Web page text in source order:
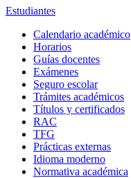
Estudiantes
Calendario académico
Horarios
Guías docentes
Exámenes
Seguro escolar
Trámites académicos
Títulos y certificados
RAC
TFG
Prácticas externas
Idioma moderno
Normativa académica